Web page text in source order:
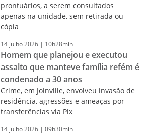
prontuários, a serem consultados
apenas na unidade, sem retirada ou
cópia
14 julho2026 | 10h28min
Homem que planejou e executou
assalto que manteve família refém é
condenado a 30 anos
Crime, em Joinville, envolveu invasão de
residência, agressões e ameaças por
transferências via Pix
14 julho2026 | 09h30min